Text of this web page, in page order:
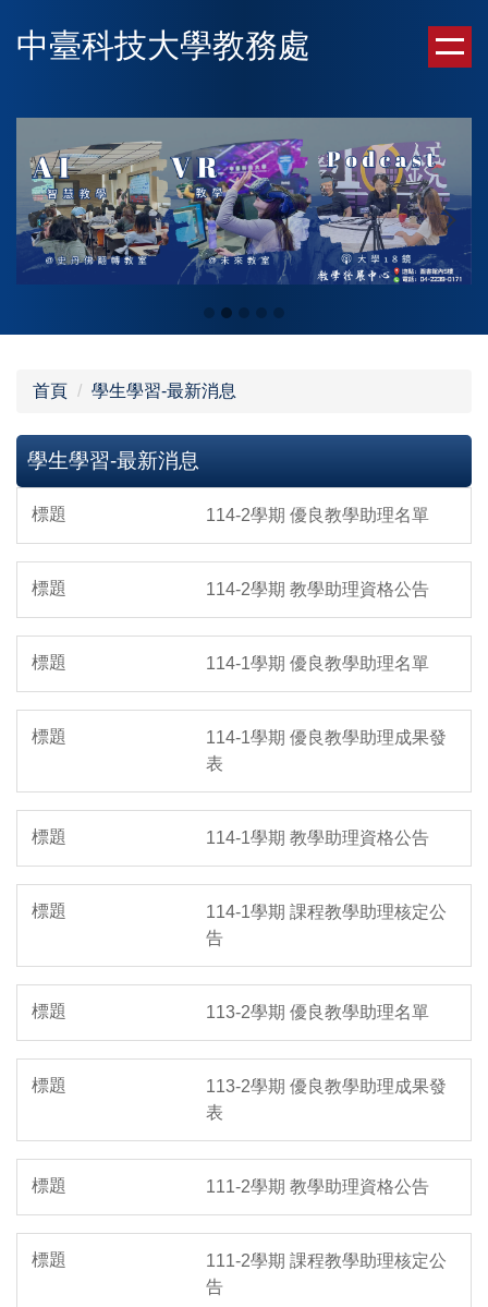
到
內
中臺科技大學教務處
首頁 學生學習-最新消息
學生學習-最新消息
114-2學期 優良教學助理名單
114-2學期 教學助理資格公告
114-1學期 優良教學助理名單
114-1學期 優良教學助理成果發
表
114-1學期 教學助理資格公告
114-1學期 課程教學助理核定公
告
113-2學期 優良教學助理名單
113-2學期 優良教學助理成果發
表
111-2學期 教學助理資格公告
111-2學期 課程教學助理核定公
告